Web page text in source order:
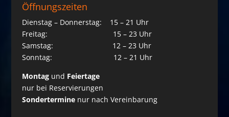
Öffnungszeiten
Dienstag – Donnerstag: 15 – 21 Uhr
Freitag: 15 – 23 Uhr
Samstag: 12 – 23 Uhr
Sonntag: 12 – 21 Uhr
Montagund Feiertage
nur bei Reservierungen
Sonderterminenur nach Vereinbarung